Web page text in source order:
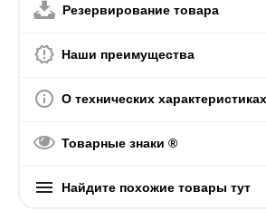
Резервирование товара
Наши преимущества
О технических характеристиках
Товарные знаки ®
Найдите похожие товары тут